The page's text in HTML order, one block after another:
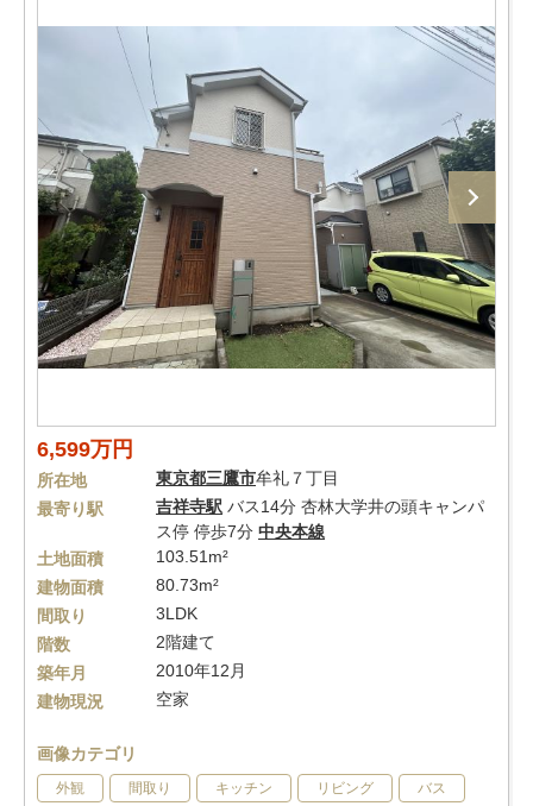
6,599万円
所在地 東京都三鷹市牟礼７丁目
最寄り駅
吉祥寺駅 バス14分 杏林大学井の頭キャンパ
ス停 停歩7分 中央本線
土地面積
103.51m²
建物面積
80.73m²
間取り
3LDK
階数
2階建て
築年月
2010年12月
建物現況
空家
画像カテゴリ
外観 間取り キッチン リビング バス